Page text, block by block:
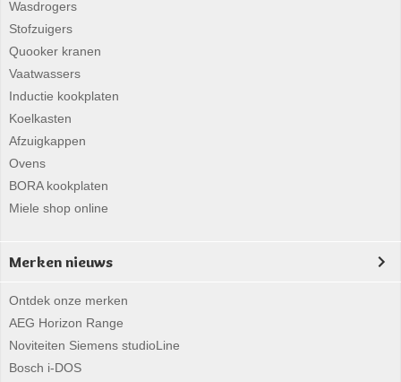
Wasdrogers
Stofzuigers
Quooker kranen
Vaatwassers
Inductie kookplaten
Koelkasten
Afzuigkappen
Ovens
BORA kookplaten
Miele shop online
Merken nieuws
Ontdek onze merken
AEG Horizon Range
Noviteiten Siemens studioLine
Bosch i-DOS